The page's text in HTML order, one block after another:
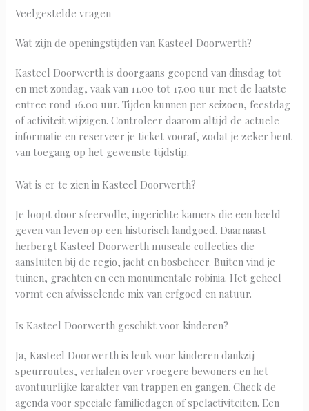
Veelgestelde vragen
Wat zijn de openingstijden van Kasteel Doorwerth?
Kasteel Doorwerth is doorgaans geopend van dinsdag tot
en met zondag, vaak van 11.00 tot 17.00 uur met de laatste
entree rond 16.00 uur. Tijden kunnen per seizoen, feestdag
of activiteit wijzigen. Controleer daarom altijd de actuele
informatie en reserveer je ticket vooraf, zodat je zeker bent
van toegang op het gewenste tijdstip.
Wat is er te zien in Kasteel Doorwerth?
Je loopt door sfeervolle, ingerichte kamers die een beeld
geven van leven op een historisch landgoed. Daarnaast
herbergt Kasteel Doorwerth museale collecties die
aansluiten bij de regio, jacht en bosbeheer. Buiten vind je
tuinen, grachten en een monumentale robinia. Het geheel
vormt een afwisselende mix van erfgoed en natuur.
Is Kasteel Doorwerth geschikt voor kinderen?
Ja, Kasteel Doorwerth is leuk voor kinderen dankzij
speurroutes, verhalen over vroegere bewoners en het
avontuurlijke karakter van trappen en gangen. Check de
agenda voor speciale familiedagen of spelactiviteiten. Een